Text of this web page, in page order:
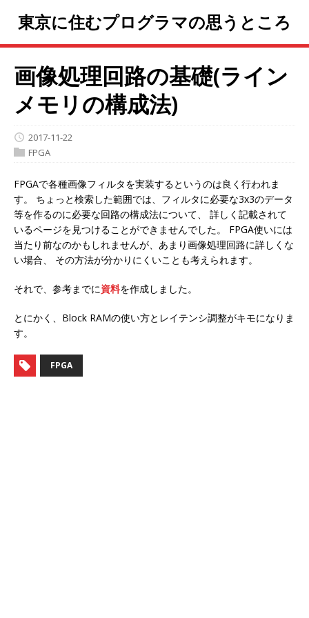
東京に住むプログラマの思うところ
画像処理回路の基礎(ライン
メモリの構成法)
2017-11-22
FPGA
FPGAで各種画像フィルタを実装するというのは良く行われま
す。 ちょっと検索した範囲では、フィルタに必要な3x3のデータ
等を作るのに必要な回路の構成法について、 詳しく記載されて
いるページを見つけることができませんでした。 FPGA使いには
当たり前なのかもしれませんが、あまり画像処理回路に詳しくな
い場合、 その方法が分かりにくいことも考えられます。
それで、参考までに資料を作成しました。
とにかく、Block RAMの使い方とレイテンシ調整がキモになりま
す。
FPGA